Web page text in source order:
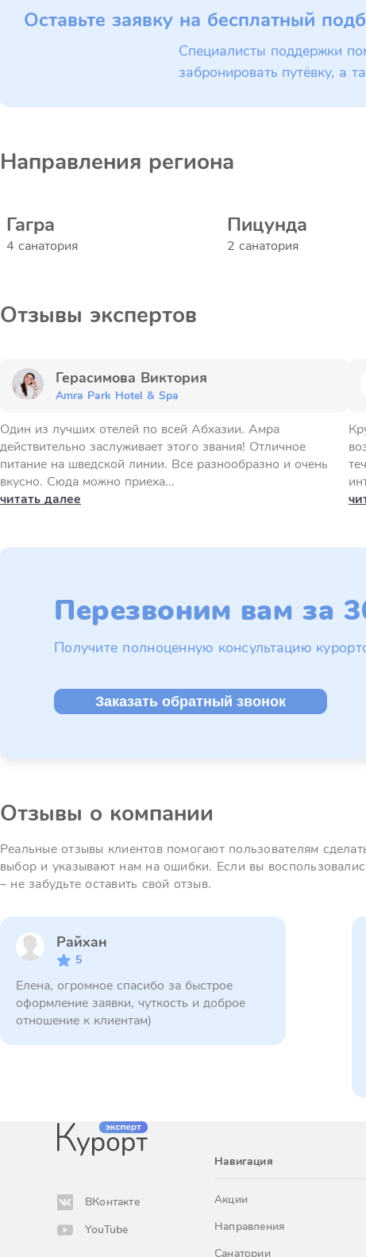
Оставьте заявку на бесплатный
Специалисты поддержки
забронировать путёвку, а
Направления региона
Гагра
4 санатория
Пицунда
2 санатория
Отзывы экспертов
Герасимова Виктория
Amra Park Hotel & Spa
Один из лучших отелей по всей Абхазии. Амра
действительно заслуживает этого звания! Отличное
питание на шведской линии. Все разнообразно и очень
вкусно. Сюда можно приеха...
читать далее
Перезвоним вам за
Получите полноценную консультацию
Заказать обратный звонок
Отзывы о компании
Реальные отзывы клиентов помогают пользователям
выбор и указывают нам на ошибки. Если вы
– не забудьте оставить свой отзыв.
Райхан
5
Елена, огромное спасибо за быстрое
оформление заявки, чуткость и доброе
отношение к клиентам)
ВКонтакте
YouTube
Навигация
Акции
Направления
Санатории